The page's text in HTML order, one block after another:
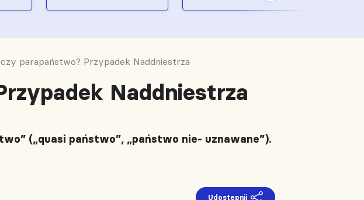
parapaństwo? Przypadek Naddniestrza
Naddniestrza
(„quasi państwo”, „państwo nie- uznawane”).
Udostępnij